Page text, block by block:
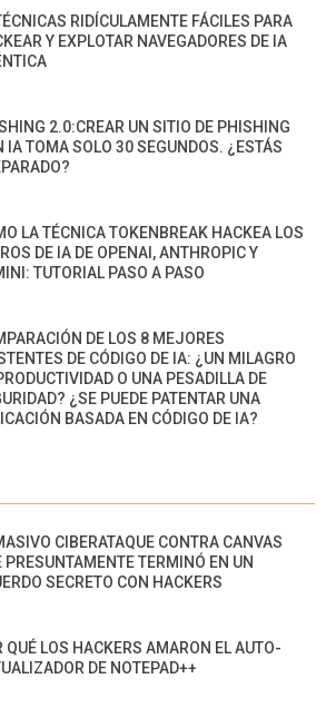
RIDÍCULAMENTE FÁCILES PARA
Y EXPLOTAR NAVEGADORES DE IA
2.0:CREAR UN SITIO DE PHISHING
IA TOMA SOLO 30 SEGUNDOS. ¿ESTÁS
LA TÉCNICA TOKENBREAK HACKEA LOS
DE IA DE OPENAI, ANTHROPIC Y
TUTORIAL PASO A PASO
DE LOS 8 MEJORES
DE CÓDIGO DE IA: ¿UN MILAGRO
O UNA PESADILLA DE
¿SE PUEDE PATENTAR UNA
BASADA EN CÓDIGO DE IA?
CIBERATAQUE CONTRA CANVAS
PRESUNTAMENTE TERMINÓ EN UN
SECRETO CON HACKERS
QUÉ LOS HACKERS AMARON EL AUTO-
DE NOTEPAD++